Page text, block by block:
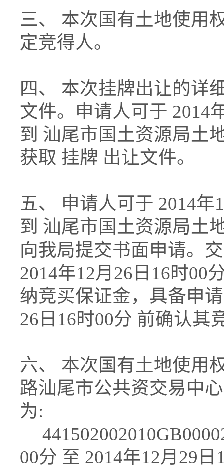
三、 本次国有土地使用
定竞得人。
四、 本次挂牌出让的详
文件。申请人可于 2014
到 汕尾市国土资源局土
获取 挂牌 出让文件。
五、 申请人可于 2014年
到 汕尾市国土资源局土
向我局提交书面申请。
2014年12月26日16时00
纳竞买保证金，具备申
26日16时00分 前确认其
六、 本次国有土地使用
路汕尾市公共资交易中
为:
00分 至 2014年12月29日